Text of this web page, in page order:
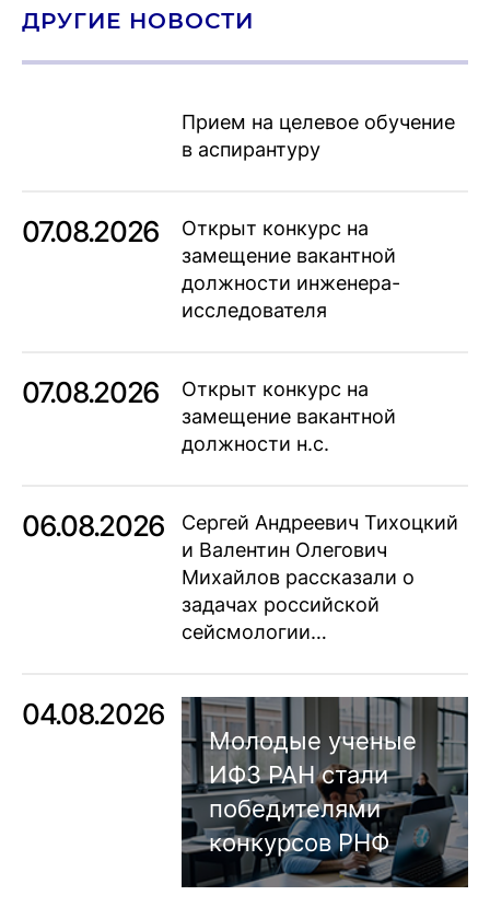
ДРУГИЕ НОВОСТИ
Прием на целевое обучение
в аспирантуру
07.08.2026
Открыт конкурс на
замещение вакантной
должности инженера-
исследователя
07.08.2026
Открыт конкурс на
замещение вакантной
должности н.с.
06.08.2026
Сергей Андреевич Тихоцкий
и Валентин Олегович
Михайлов рассказали о
задачах российской
сейсмологии…
04.08.2026
Молодые ученые
ИФЗ РАН стали
победителями
конкурсов РНФ